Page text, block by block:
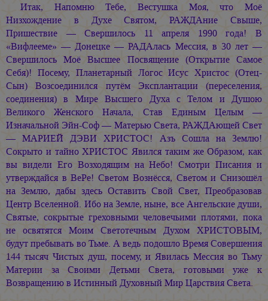
Итак, Напомню Тебе, Вестушка Моя, что Моё
Низхождение в Духе Святом, РАЖДАние Свыше,
Пришествие — Свершилось 11 апреля 1990 года! В
«Вифлееме» — Донецке — РАДАлась Мессия, в 30 лет —
Свершилось Моё Высшее Посвящение (Открытие Самое
Себя)! Посему, Планетарный Логос Исус Христос (Отец-
Сын) Возсоединился путём Эксплантации (переселения,
соединения) в Мире Высшего Духа с Телом и Душою
Великого Женского Начала, Став Единым Целым —
Изначальной Эйн-Соф — Матерью Света, РАЖДАющей Свет
—МАРИЕЙ ДЭВИ ХРИСТОС! Азъ Сошла на Землю!
Сокрыто и тайно ХРИСТОС Явился таким же Образом, как
вы видели Его Возходящим на Небо! Смотри Писания и
утверждайся в ВеРе! Светом Вознёсся, Светом и Снизошёл
на Землю, дабы здесь Оставить Свой Свет, Преобразовав
Центр Вселенной. Ибо на Земле, ныне, все Ангельские души,
Святые, сокрытые греховными человечьими плотями, пока
не освятятся Моим Светотечным Духом ХРИСТОВЫМ,
будут пребывать во Тьме. А ведь подошло Время Совершения
144 тысяч Чистых душ, посему, и Явилась Мессия во Тьму
Материи за Своими Детьми Света, готовыми уже к
Возвращению в Истинный Духовный Мир Царствия Света.